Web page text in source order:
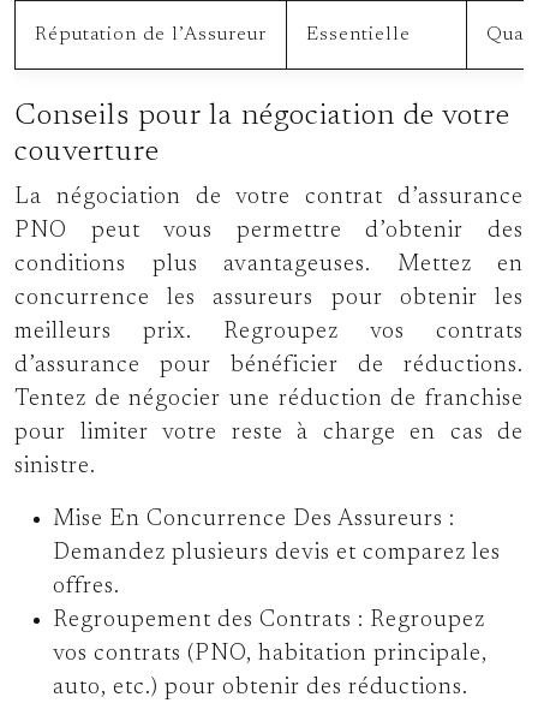
Réputation de l’Assureur Essentielle
Conseils pour la négociation de votre
couverture
La négociation de votre contrat d’assurance
PNO peut vous permettre d’obtenir des
conditions plus avantageuses. Mettez en
concurrence les assureurs pour obtenir les
meilleurs prix. Regroupez vos contrats
d’assurance pour bénéficier de réductions.
Tentez de négocier une réduction de franchise
pour limiter votre reste à charge en cas de
sinistre.
Mise En Concurrence Des Assureurs :
Demandez plusieurs devis et comparez les
offres.
Regroupement des Contrats : Regroupez
vos contrats (PNO, habitation principale,
auto, etc.) pour obtenir des réductions.